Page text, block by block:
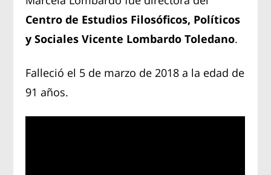
Centro de Estudios Filosóficos, Políticos
y Sociales Vicente Lombardo Toledano.
Falleció el 5 de marzo de 2018 a la edad de
91 años.